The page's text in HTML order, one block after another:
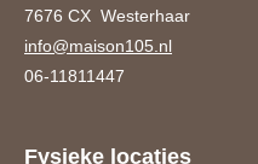
7676 CX Westerhaar
info@maison105.nl
06-11811447
Fysieke locaties